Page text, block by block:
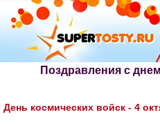
Поздравления с
День космических войск - 4